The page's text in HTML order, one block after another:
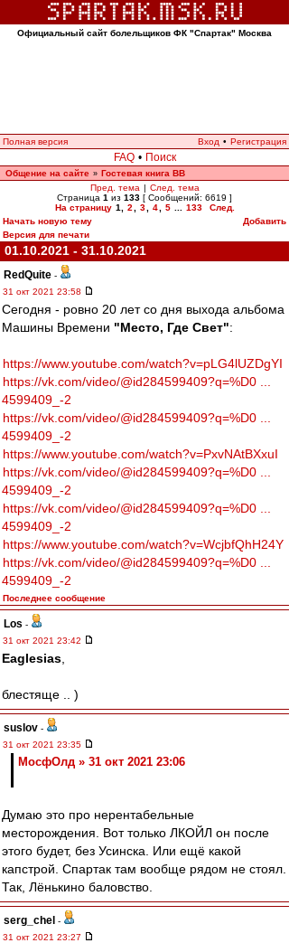
Официальный сайт болельщиков ФК "Спартак" Москва
Полная версия Вход • Регистрация
FAQ • Поиск
Общение на сайте » Гостевая книга ВВ
Пред. тема | След. тема
Страница 1 из 133 [ Сообщений: 6619 ]
На страницу 1 2 3 4 5 133
След.
Начать новую тему
Добавить
Версия для печати
01.10.2021 - 31.10.2021
RedQuite -
31 окт 2021 23:58
Сегодня - ровно 20 лет со дня выхода альбома
Машины Времени "Место, Где Свет":
https://www.youtube.com/watch?v=pLG4lUZDgYI
https://vk.com/video/@id284599409?q=%D0 ...
4599409_-2
https://vk.com/video/@id284599409?q=%D0 ...
4599409_-2
https://www.youtube.com/watch?v=PxvNAtBXxuI
https://vk.com/video/@id284599409?q=%D0 ...
4599409_-2
https://vk.com/video/@id284599409?q=%D0 ...
4599409_-2
https://www.youtube.com/watch?v=WcjbfQhH24Y
https://vk.com/video/@id284599409?q=%D0 ...
4599409_-2
Последнее сообщение
Los -
31 окт 2021 23:42
Eaglesias
блестяще .. )
suslov -
31 окт 2021 23:35
МосфОлд » 31 окт 2021 23:06
Думаю это про нерентабельные
месторождения. Вот только ЛКОЙЛ он после
этого будет, без Усинска. Или ещё какой
капстрой. Спартак там вообще рядом не стоял.
Так, Лёнькино баловство.
serg_chel -
31 окт 2021 23:27